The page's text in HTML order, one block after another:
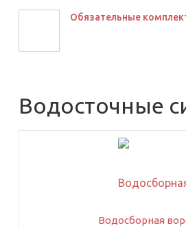
Обязательные
Водосточные
Водосборная